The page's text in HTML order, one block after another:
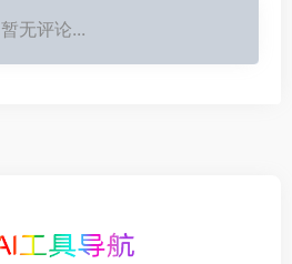
暂无评论...